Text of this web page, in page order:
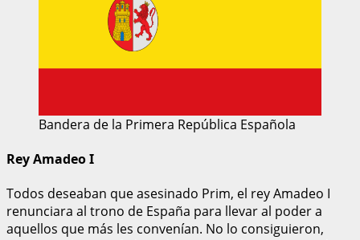
Bandera de la Primera República Española
Rey Amadeo I
Todos deseaban que asesinado Prim, el rey Amadeo I
renunciara al trono de España para llevar al poder a
aquellos que más les convenían. No lo consiguieron,